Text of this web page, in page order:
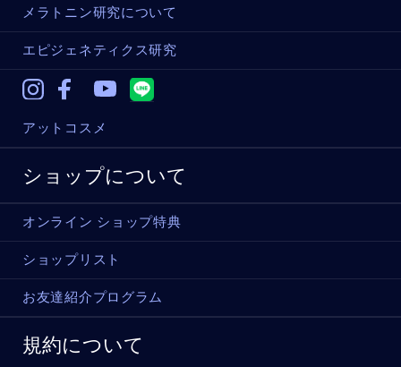
メラトニン研究について
エピジェネティクス研究
InstagramFacebook
アットコスメ
ショップについて
オンライン ショップ特典
ショップリスト
お友達紹介プログラム
規約について